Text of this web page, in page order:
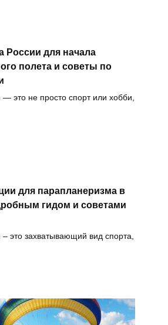
России для начала
полета и советы по
это не просто спорт или хобби,
для парапланеризма в
гидом и советами
это захватывающий вид спорта,